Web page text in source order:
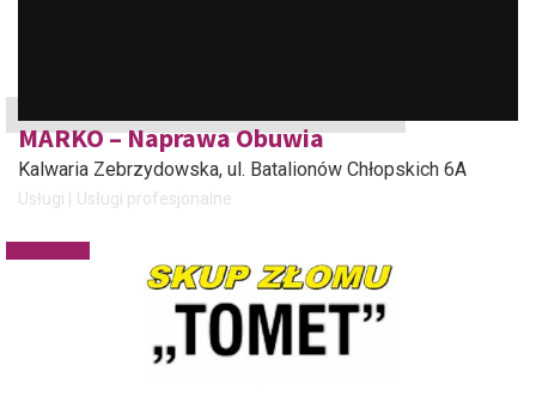
MARKO – Naprawa Obuwia
Kalwaria Zebrzydowska, ul. Batalionów Chłopskich 6A
Usługi Usługi profesjonalne